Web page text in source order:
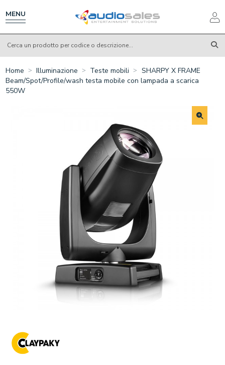
contenuto
principale
MENU
Home Illuminazione Teste mobili
SHARPY X FRAME
Beam/Spot/Profile/wash testa mobile con lampada a scarica
550W